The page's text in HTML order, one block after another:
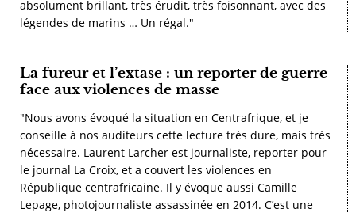
absolument brillant, très érudit, très foisonnant, avec des
légendes de marins … Un régal."
La fureur et l’extase : un reporter de guerre
face aux violences de masse
"Nous avons évoqué la situation en Centrafrique, et je
conseille à nos auditeurs cette lecture très dure, mais très
nécessaire. Laurent Larcher est journaliste, reporter pour
le journal La Croix, et a couvert les violences en
République centrafricaine. Il y évoque aussi Camille
Lepage, photojournaliste assassinée en 2014. C’est une